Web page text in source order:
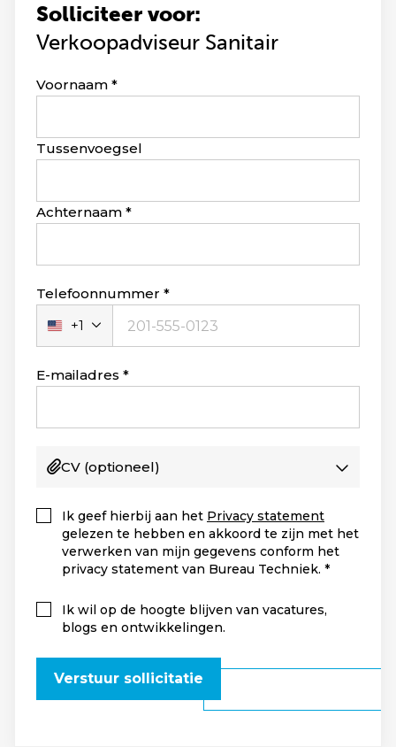
Solliciteer voor:
Verkoopadviseur Sanitair
Leave
blank
Voornaam
Tussenvoegsel
Achternaam
Telefoonnummer
Verenigde
Staten
+1
+1
E-mailadres
CV (optioneel)
Ik geef hierbij aan het Privacy statement
gelezen te hebben en akkoord te zijn met het
verwerken van mijn gegevens conform het
privacy statement van Bureau Techniek.
Ik wil op de hoogte blijven van vacatures,
blogs en ontwikkelingen.
Verstuur sollicitatie